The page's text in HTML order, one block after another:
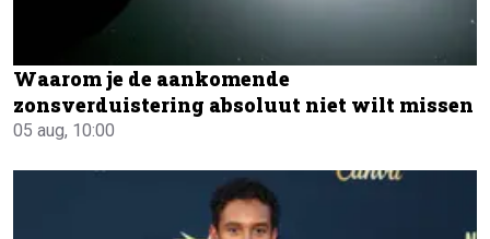
Waarom je de aankomende
zonsverduistering absoluut niet wilt missen
05 aug, 10:00